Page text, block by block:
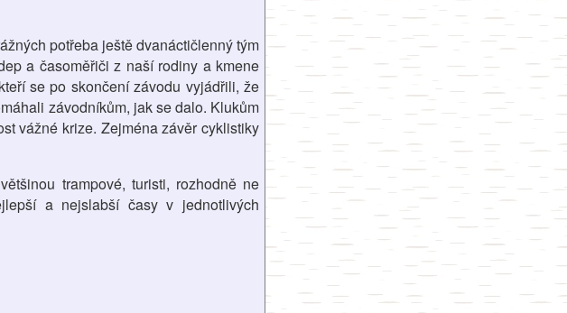
potřeba ještě dvanáctičlenný tým
a časoměřiči z naší rodiny a kmene
se po skončení závodu vyjádřili, že
závodníkům, jak se dalo. Klukům
vážné krize. Zejména závěr cyklistiky
trampové, turisti, rozhodně ne
a nejslabší časy v jednotlivých